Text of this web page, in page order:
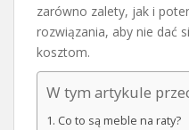
zarówno zalety, jak i
rozwiązania, aby nie dać
kosztom.
W tym artykule
Co to są meble na raty?